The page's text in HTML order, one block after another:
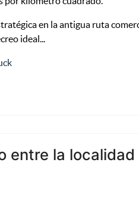
en la antigua ruta
ideal...
entre la